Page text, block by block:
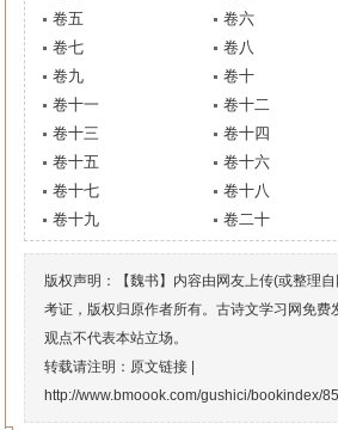
卷五
卷六
卷七
卷八
卷九
卷十
卷十一
卷十二
卷十三
卷十四
卷十五
卷十六
卷十七
卷十八
卷十九
卷二十
版权声明：【魏书】内容由网友上传(或整理
考证，版权归原作者所有。古诗文学习网免费
观点不代表本站立场。
转载请注明：原文链接 |
http://www.bmoook.com/gushici/bookindex/